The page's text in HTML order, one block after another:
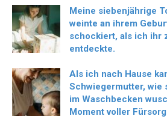
Meine siebenjährige
weinte an ihrem
schockiert, als ich ihr
entdeckte.
Als ich nach Hause
Schwiegermutter, wie
im Waschbecken
Moment voller